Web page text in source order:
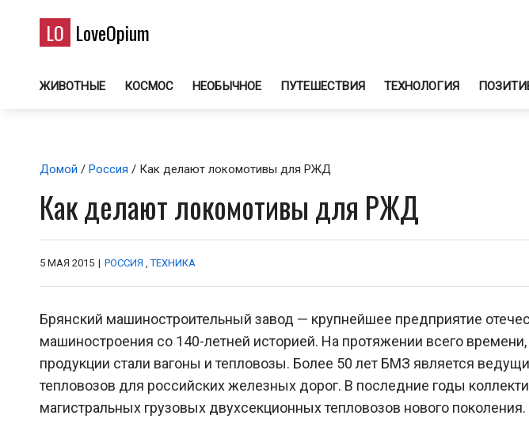
LO LoveOpium
ЖИВОТНЫЕ КОСМОС НЕОБЫЧНОЕ ПУТЕШЕСТВИЯ ТЕХНОЛОГИЯ
Домой / Россия / Как делают локомотивы для РЖД
Как делают локомотивы для РЖД
5 МАЯ 2015 | РОССИЯ ,ТЕХНИКА
Брянский машиностроительный завод — крупнейшее предприятие
машиностроения со 140-летней историей. На протяжении всего
продукции стали вагоны и тепловозы. Более 50 лет БМЗ является
тепловозов для российских железных дорог. В последние годы
магистральных грузовых двухсекционных тепловозов нового поколения.